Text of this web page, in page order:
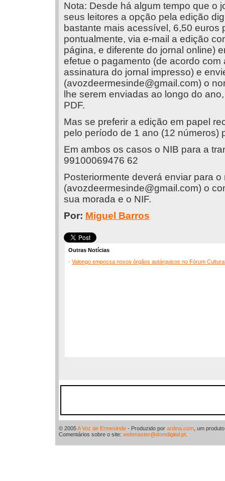
Nota: Desde há algum tempo que o
seus leitores a opção pela edição
bastante mais acessível, 6,50 euros
pontualmente, via e-mail a edição
página, e diferente do jornal online)
efetue o pagamento (de acordo
assinatura do jornal impresso) e
(avozdeermesinde@gmail.com) o
lhe serem enviadas ao longo do
PDF.
Mas se preferir a edição em papel
pelo período de 1 ano (12 números)
Em ambos os casos o NIB para a
99100069476 62
Posteriormente deverá enviar para
(avozdeermesinde@gmail.com) o
sua morada e o NIF.
Por: Miguel Barros
Outras Notícias
· Valongo empossa novos órgãos autárquicos no Fórum
© 2005A Voz de Ermesinde - Produzido por ardina.com , um
Comentários sobre o site: webmaster@domdigital.pt